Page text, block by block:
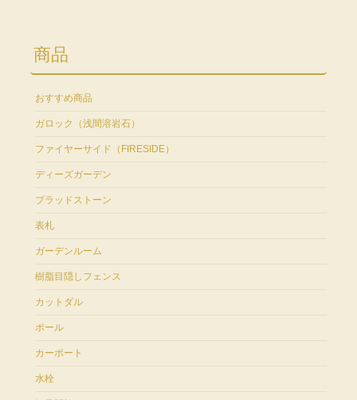
商品
おすすめ商品
ガロック（浅間溶岩石）
ファイヤーサイド（FIRESIDE）
ディーズガーデン
ブラッドストーン
表札
ガーデンルーム
樹脂目隠しフェンス
カットダル
ポール
カーポート
水栓